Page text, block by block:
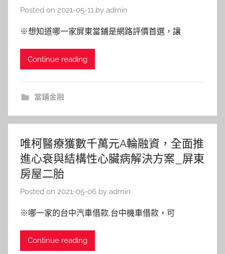
Posted on 2021-05-11 by admin
※想知道哪一家屏東當鋪是網路評價首選，讓
Continue reading
當鋪金融
唯柯醫療獲數千萬元A輪融資，全面推
進心衰與結構性心臟病解決方案_屏東
房屋二胎
Posted on 2021-05-06 by admin
※哪一家的台中汽車借款,台中機車借款，可
Continue reading